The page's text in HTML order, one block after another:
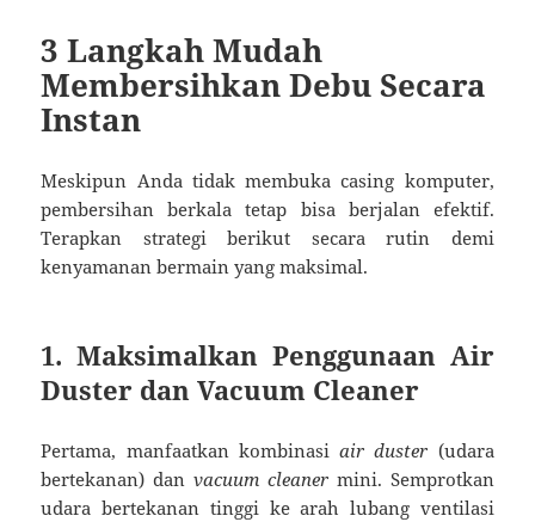
3 Langkah Mudah
Membersihkan Debu Secara
Instan
Meskipun Anda tidak membuka casing komputer,
pembersihan berkala tetap bisa berjalan efektif.
Terapkan strategi berikut secara rutin demi
kenyamanan bermain yang maksimal.
1. Maksimalkan Penggunaan Air
Duster dan Vacuum Cleaner
Pertama, manfaatkan kombinasiair duster (udara
bertekanan) danvacuum cleanermini. Semprotkan
udara bertekanan tinggi ke arah lubang ventilasi